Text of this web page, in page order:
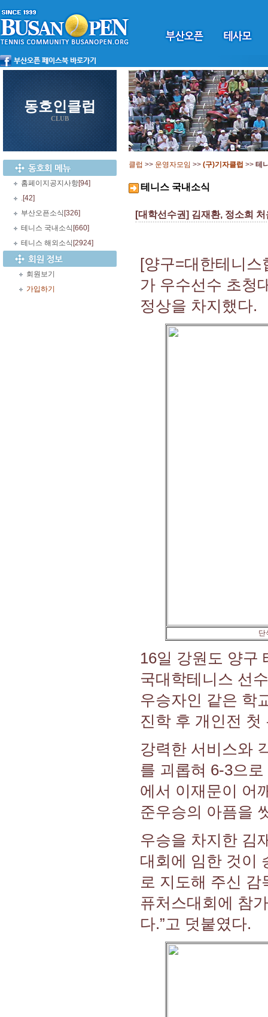
동호인클럽
CLUB
홈페이지공지사항[94]
.[42]
부산오픈소식 [326]
테니스 국내소식 [660]
테니스 해외소식 [2924]
회원보기
가입하기
클럽 >> 운영자모임 >> (구)기자클럽 >> 테
테니스 국내소식
[대학선수권] 김재환, 정소희
[양구=대한테니
가 우수선수 초청
정상을 차지했다.
단
16일 강원도 양구
국대학테니스 선
우승자인 같은 학
진학 후 개인전 첫
강력한 서비스와
를 괴롭혀 6-3으
에서 이재문이 어
준우승의 아픔을
우승을 차지한 김
대회에 임한 것이
로 지도해 주신 감
퓨처스대회에 참
다.”고 덧붙였다.